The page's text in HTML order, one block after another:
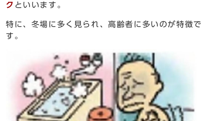
ク といいます。
特に、冬場に多く見られ、高齢者に多いのが特徴で
す。